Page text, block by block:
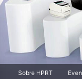
Sobre HPRT